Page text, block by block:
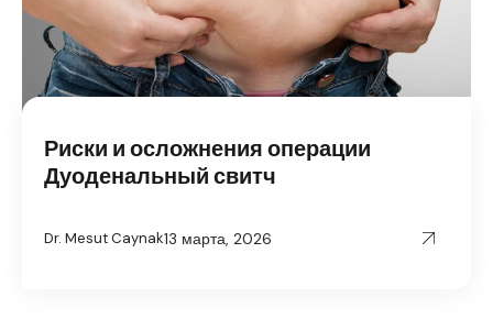
Риски и осложнения операции
Дуоденальный свитч
Dr. Mesut Caynak13 марта, 2026